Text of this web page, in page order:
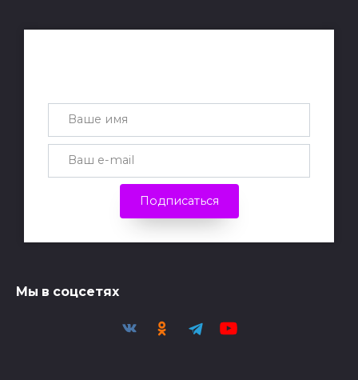
Подписаться
Мы в соцсетях